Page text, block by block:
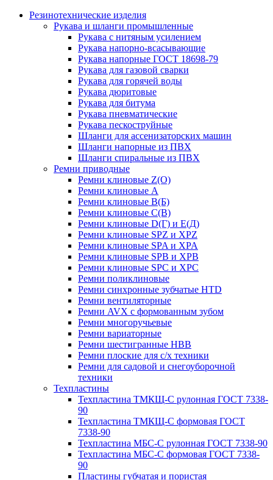
Резинотехнические изделия
Рукава и шланги промышленные
Рукава с нитяным усилением
Рукава напорно-всасывающие
Рукава напорные ГОСТ 18698-79
Рукава для газовой сварки
Рукава для горячей воды
Рукава дюритовые
Рукава для битума
Рукава пневматические
Рукава пескоструйные
Шланги для ассенизаторских машин
Шланги напорные из ПВХ
Шланги спиральные из ПВХ
Ремни приводные
Ремни клиновые Z(О)
Ремни клиновые А
Ремни клиновые В(Б)
Ремни клиновые С(В)
Ремни клиновые D(Г) и Е(Д)
Ремни клиновые SPZ и XPZ
Ремни клиновые SPA и XPA
Ремни клиновые SPB и XPB
Ремни клиновые SPC и XPC
Ремни поликлиновые
Ремни синхронные зубчатые HTD
Ремни вентиляторные
Ремни AVX с формованным зубом
Ремни многоручьевые
Ремни вариаторные
Ремни шестигранные HBB
Ремни плоские для с/х техники
Ремни для садовой и снегоуборочной
техники
Техпластины
Техпластина ТМКЩ-С рулонная ГОСТ 7338-
90
Техпластина ТМКЩ-С формовая ГОСТ
7338-90
Техпластина МБС-С рулонная ГОСТ 7338-90
Техпластина МБС-С формовая ГОСТ 7338-
90
Пластины губчатая и пористая